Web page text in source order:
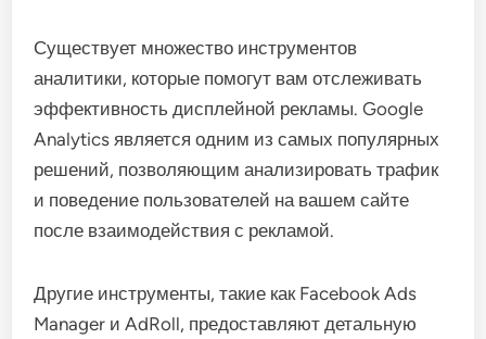
Существует множество инструментов
аналитики, которые помогут вам отслеживать
эффективность дисплейной рекламы. Google
Analytics является одним из самых популярных
решений, позволяющим анализировать трафик
и поведение пользователей на вашем сайте
после взаимодействия с рекламой.
Другие инструменты, такие как Facebook Ads
Manager и AdRoll, предоставляют детальную